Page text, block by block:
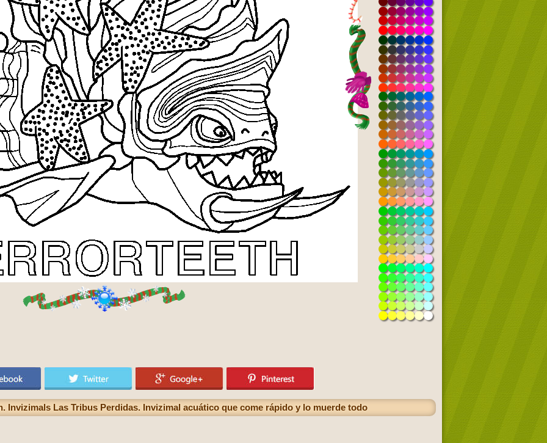
Invizimals Las Tribus Perdidas. Invizimal acuático que come rápido y lo muerde todo